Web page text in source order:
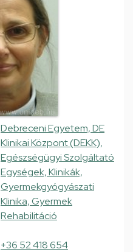
Debreceni Egyetem, DE
Klinikai Központ (DEKK),
Egészségügyi Szolgáltató
Egységek, Klinikák,
Gyermekgyógyászati
Klinika, Gyermek
Rehabilitáció
+36 52 418 654